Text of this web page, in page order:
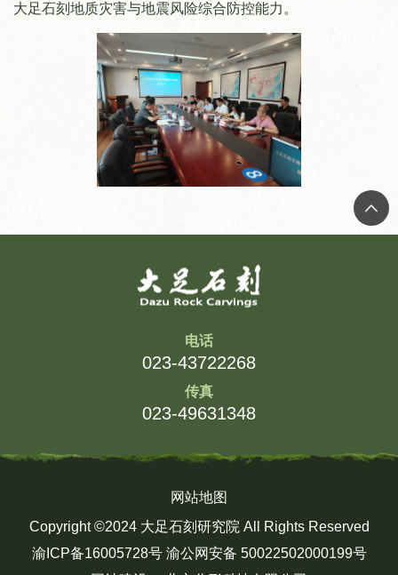
大足石刻地质灾害与地震风险综合防控能力。
电话
023-43722268
传真
023-49631348
网站地图
Copyright ©2024 大足石刻研究院 All Rights Reserved
渝ICP备16005728号 渝公网安备 50022502000199号